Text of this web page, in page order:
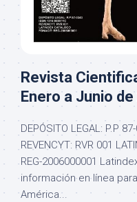
Revista
Enero a Junio
DEPÓSITO LEGAL: P.P
REVENCYT: RVR 001
REG-2006000001
información en línea
América...